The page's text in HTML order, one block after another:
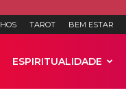
TAROT BEM ESTAR
ESPIRITUALIDADE